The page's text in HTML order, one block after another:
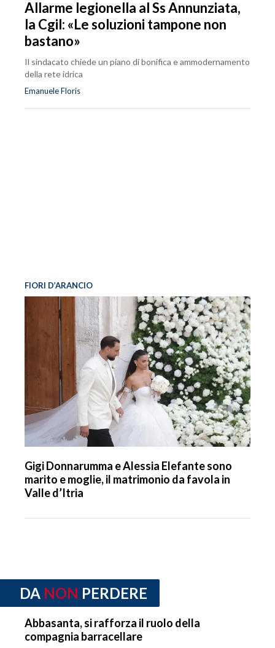
Allarme legionella al Ss Annunziata,
la Cgil: «Le soluzioni tampone non
bastano»
Il sindacato chiede un piano di bonifica e ammodernamento
della rete idrica
Emanuele Floris
FIORI D’ARANCIO
Gigi Donnarumma e Alessia Elefante sono
marito e moglie, il matrimonio da favola in
Valle d’Itria
DA NON PERDERE
Abbasanta, si rafforza il ruolo della
compagnia barracellare